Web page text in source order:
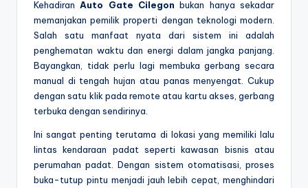
KehadiranAuto Gate Cilegon bukan hanya sekadar
memanjakan pemilik properti dengan teknologi modern.
Salah satu manfaat nyata dari sistem ini adalah
penghematan waktu dan energi dalam jangka panjang.
Bayangkan, tidak perlu lagi membuka gerbang secara
manual di tengah hujan atau panas menyengat. Cukup
dengan satu klik pada remote atau kartu akses, gerbang
terbuka dengan sendirinya.
Ini sangat penting terutama di lokasi yang memiliki lalu
lintas kendaraan padat seperti kawasan bisnis atau
perumahan padat. Dengan sistem otomatisasi, proses
buka-tutup pintu menjadi jauh lebih cepat, menghindari